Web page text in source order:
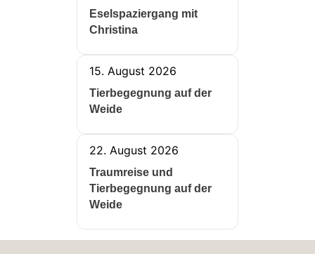
Eselspaziergang mit
Christina
15. August 2026
Tierbegegnung auf der
Weide
22. August 2026
Traumreise und
Tierbegegnung auf der
Weide